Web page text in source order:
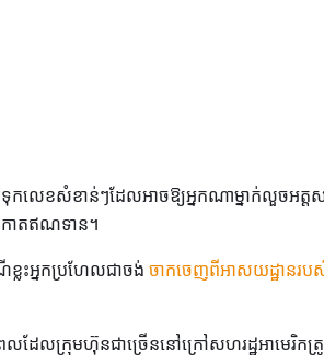
ទុកលេខសំខាន់ៗដែលអាចឱ្យអ្នកណាម្នាក់លួចអត្
កាតឥណទាន។
ខ្លះអ្នកប្រហែលជាចង់ ចាកចេញពីអាសយដ្ឋានរបស់
ដែលក្រុមហ៊ុនជាច្រើននៅក្រៅសហរដ្ឋអាមេរិកត្រូ